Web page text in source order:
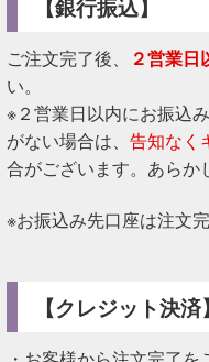
【銀行振込】
ご注文完了後、 ２営業日
い。
※２営業日以内にお振込
がない場合は、 告知なく
合がございます。あらか
※お振込み先口座は注文
【クレジット決済】